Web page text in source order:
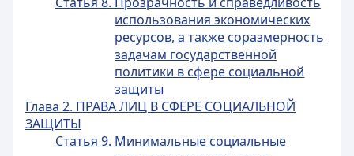
использования экономических
ресурсов, а также соразмерность
задачам государственной
политики в сфере социальной
защиты
Глава 2. ПРАВА ЛИЦ В СФЕРЕ СОЦИАЛЬНОЙ
ЗАЩИТЫ
Статья 9. Минимальные социальные